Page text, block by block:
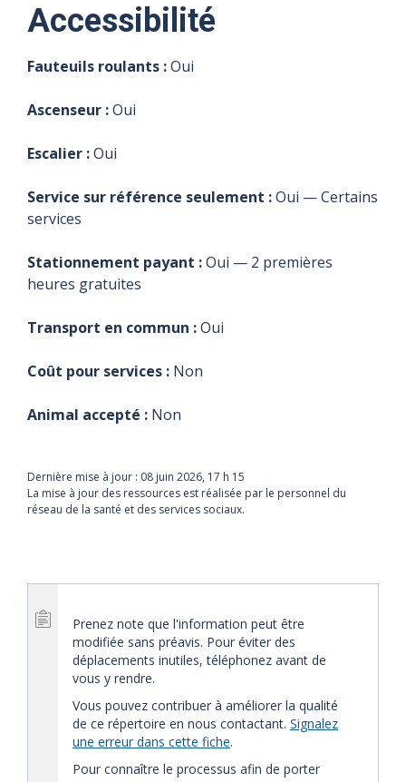
Accessibilité
Fauteuils roulants :Oui
Ascenseur :Oui
Escalier :Oui
Service sur référence seulement :Oui — Certains
services
Stationnement payant :Oui — 2 premières
heures gratuites
Transport en commun :Oui
Coût pour services : Non
Animal accepté : Non
Dernière mise à jour : 08 juin 2026, 17 h 15
La mise à jour des ressources est réalisée par le personnel du
réseau de la santé et des services sociaux.
Prenez note que l'information peut être
modifiée sans préavis. Pour éviter des
déplacements inutiles, téléphonez avant de
vous y rendre.
Vous pouvez contribuer à améliorer la qualité
de ce répertoire en nous contactant. Signalez
une erreur dans cette fiche.
Pour connaître le processus afin de porter